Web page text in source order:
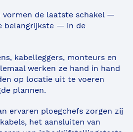
vormen de laatste schakel —
belangrijkste — in de
kabelleggers, monteurs en
werken ze hand in hand
op locatie uit te voeren
plannen.
ervaren ploegchefs zorgen zij
het aansluiten van